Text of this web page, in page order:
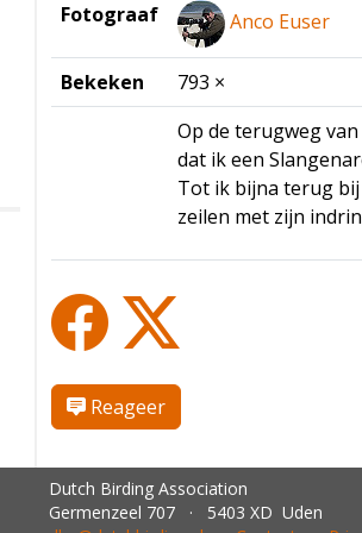
Fotograaf
Anco Euser
Bekeken
793 ×
Op de terugweg
dat ik een
Tot ik bijna terug
zeilen met zijn
Reageer
Dutch Birding Association
Germenzeel 707 · 5403 XD Uden